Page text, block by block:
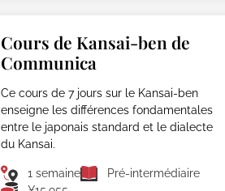
Cours de Kansai-ben de
Communica
Ce cours de 7 jours sur le Kansai-ben
enseigne les différences fondamentales
entre le japonais standard et le dialecte
du Kansai.
1 semaine
Pré-intermédiaire